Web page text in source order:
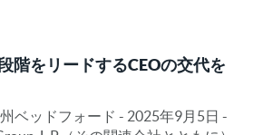
階をリードするCEOの交代を
ベッドフォード - 2025年9月5日 -